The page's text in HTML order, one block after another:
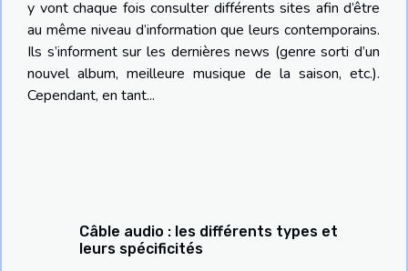
y vont chaque fois consulter différents sites afin d’être
au même niveau d’information que leurs contemporains.
Ils s’informent sur les dernières news (genre sorti d’un
nouvel album, meilleure musique de la saison, etc.).
Cependant, en tant...
Câble audio : les différents types et
leurs spécificités